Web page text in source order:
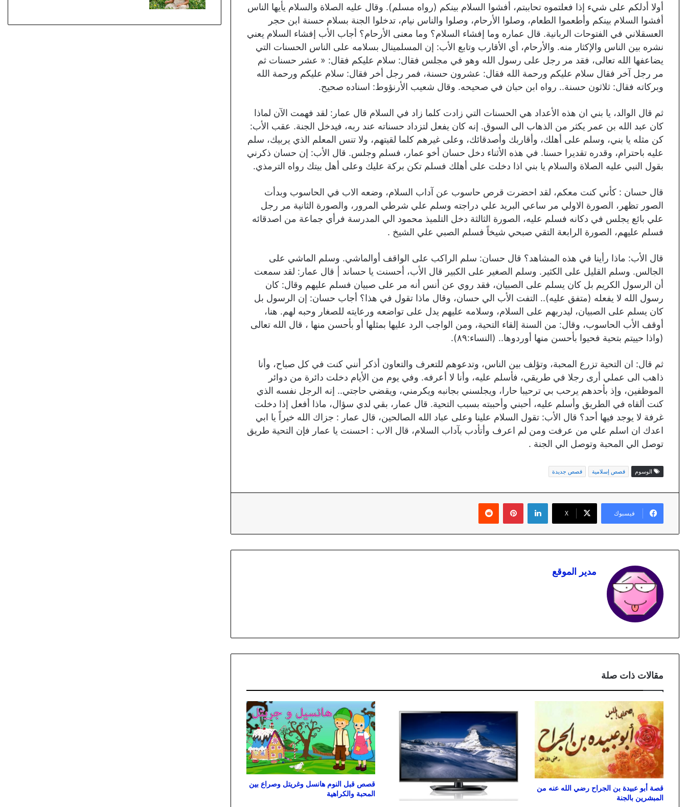
أولا أدلكم على شيء إذا فعلتموه تحاببتم، أفشوا السلام بينكم (رواه مسلم). وقال عليه الصلاة والسلام يأيها الناس
أفشوا السلام بينكم وأطعموا الطعام، وصلوا الأرحام، وصلوا والناس نيام، تدخلوا الجنة بسلام حسنة ابن حجر
العسقلاني في الفتوحات الربانية. قال عماره وما إفشاء السلام؟ وما معنى الأرحام؟ أجاب الأب إفشاء السلام يعني
نشره بين الناس والإكثار منه. والأرحام، أي الأقارب وتابع الأب: إن المسلمينال بسلامه على الناس الحسنات التي
يضاعفها الله تعالى، فقد مر رجل على رسول الله وهو في مجلس فقال: سلام علیکم فقال: « عشر حسنات ثم
مر رجل آخر فقال سلام عليكم ورحمة الله فقال: عشرون حسنة، فمر رجل أخر فقال: سلام عليكم ورحمة الله
وبركاته فقال: ثلاثون حسنة.. رواه ابن حبان في صحيحه. وقال شعيب الأرنؤوط: اسناده صحيح.
ثم قال الوالد، يا بني ان هذه الأعداد هي الحسنات التي زادت كلما زاد في السلام قال عمار: لقد فهمت الآن لماذا
كان عبد الله بن عمر يكثر من الذهاب الى السوق. إنه كان يفعل لتزداد حسناته عند ربه، فيدخل الجنة. عقب الأب:
كن مثله يا بني، وسلم على أهلك، وأقاربك وأصدقائك، وعلى غيرهم كلما لقيتهم، ولا تنس المعلم الذي يربيك، سلم
عليه باحترام، وقدره تقديرا حسنا. في هذه الأثناء دخل حسان أخو عمار، فسلم وجلس. قال الأب: إن حسان ذكرني
بقول النبي عليه الصلاة والسلام يا بني اذا دخلت على أهلك فسلم تكن بركة عليك وعلى أهل بيتك رواه الترمذي.
قال حسان : كأني كنت معكم، لقد احضرت قرص حاسوب عن آداب السلام، وضعه الاب في الحاسوب وبدأت
الصور تظهر، الصورة الاولي مر ساعي البريد علي دراجته وسلم علي شرطي المرور، والصورة الثانية مر رجل
علي بائع يجلس في دكانه فسلم عليه، الصورة الثالثة دخل التلميذ محمود الي المدرسة فرأي جماعة من اصدقائه
فسلم عليهم، الصورة الرابعة التقي صبحي شيخاً فسلم الصبي علي الشيخ .
قال الأب: ماذا رأينا في هذه المشاهد؟ قال حسان: سلم الراكب على الواقف أوالماشي. وسلم الماشي على
الجالس. وسلم القليل على الكثير. وسلم الصغير على الكبير قال الأب، أحسنت يا حساند | قال عمار: لقد سمعت
أن الرسول الكريم بل كان يسلم على الصبيان، فقد روي عن أنس أنه مر على صبيان فسلم عليهم وقال: كان
رسول الله لا يفعله (متفق عليه).. التفت الأب الي حسان، وقال ماذا تقول في هذا؟ أجاب حسان: إن الرسول بل
كان يسلم على الصبيان، ليدربهم على السلام، وسلامه عليهم يدل على تواضعه ورعايته للصغار وحبه لهم. هنا،
أوقف الأب الحاسوب، وقال: من السنة إلقاء التحية، ومن الواجب الرد عليها بمثلها أو بأحسن منها ، قال الله تعالى
(واذا حييتم بتحية فحيوا بأحسن منها أوردوها.. (النساء:۸۹).
ثم قال: ان التحية تزرع المحبة، وتؤلف بين الناس، وتدعوهم للتعرف والتعاون أذكر أنني كنت في كل صباح، وأنا
ذاهب الى عملي أرى رجلا في طريقي، فأسلم عليه، وأنا لا أعرفه. وفي يوم من الأيام دخلت دائرة من دوائر
الموظفين، وإذ بأحدهم يرحب بي ترحيبا حارا، ويجلسني بجانبه ويكرمني، ويقضي حاجتي.. إنه الرجل نفسه الذي
كنت ألقاه في الطريق وأسلم عليه، أحبني وأحببته بسبب التحية. قال عمار، بقي لدي سؤال، ماذا أفعل إذا دخلت
غرفة لا يوجد فيها أحد؟ قال الأب: تقول السلام علينا وعلى عباد الله الصالحين، قال عمار : جزاك الله خيراً يا ابي
اعدك ان اسلم علي من عرفت ومن لم اعرف وأتأدب بآداب السلام، قال الاب : احسنت يا عمار فإن التحية طريق
توصل الي المحبة وتوصل الي الجنة .
الوسوم قصص إسلامية قصص جديدة
فيسبوك X
لينكدإن بينتيريست
مدير الموقع
مقالات ذات صلة
قصة أبو عبيدة بن الجراح رضي الله عنه من
المبشرين بالجنة
قصص قبل النوم هانسل وغريتل وصراع بين
المحبة والكراهية